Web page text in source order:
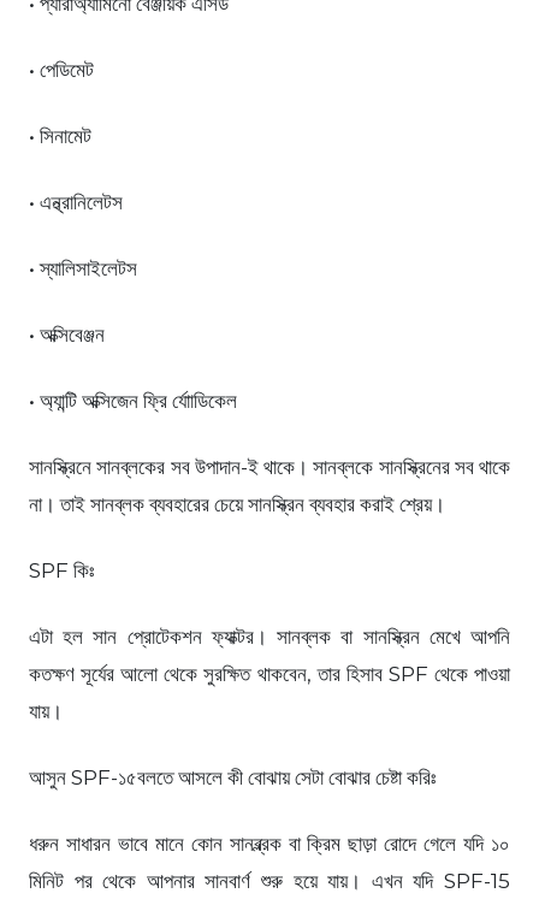
• পেডিমেট
• সিনামেট
• এন্থ্রানিলেটস
• স্যালিসাইলেটস
• অক্সিবেঞ্জন
• অ্যান্টি অক্সিজেন ফ্রি র্যাোডিকেল
সানস্ক্রিনে সানব্লকের সব উপাদান-ই থাকে। সানব্লকে সানস্ক্রিনের সব থাকে
না। তাই সানব্লক ব্যবহারের চেয়ে সানস্ক্রিন ব্যবহার করাই শ্রেয়।
SPF কিঃ
এটা হল সান প্রোটেকশন ফ্যাক্টর। সানব্লক বা সানস্ক্রিন মেখে আপনি
কতক্ষণ সূর্যের আলো থেকে সুরক্ষিত থাকবেন, তার হিসাব SPF থেকে পাওয়া
যায়।
আসুন SPF-১৫বলতে আসলে কী বোঝায় সেটা বোঝার চেষ্টা করিঃ
ধরুন সাধারন ভাবে মানে কোন সানব্ল্রক বা ক্রিম ছাড়া রোদে গেলে যদি ১০
মিনিট পর থেকে আপনার সানবার্ণ শুরু হয়ে যায়। এখন যদি SPF-15